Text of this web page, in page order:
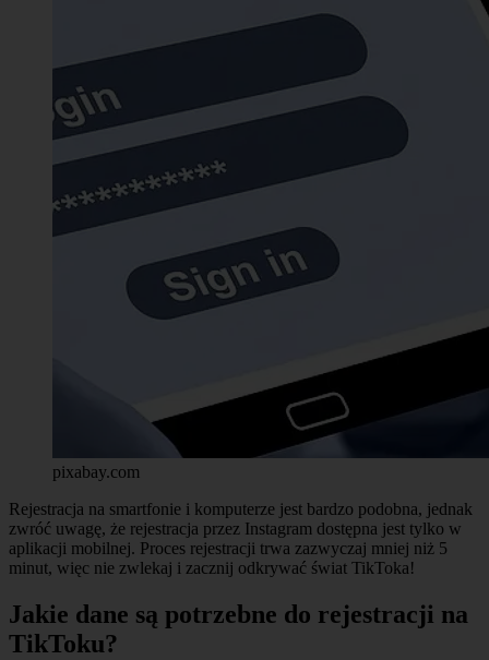
pixabay.com
Rejestracja na smartfonie i komputerze jest bardzo podobna, jednak
zwróć uwagę, że rejestracja przez Instagram dostępna jest tylko w
aplikacji mobilnej. Proces rejestracji trwa zazwyczaj mniej niż 5
minut, więc nie zwlekaj i zacznij odkrywać świat TikToka!
Jakie dane są potrzebne do rejestracji na
TikToku?